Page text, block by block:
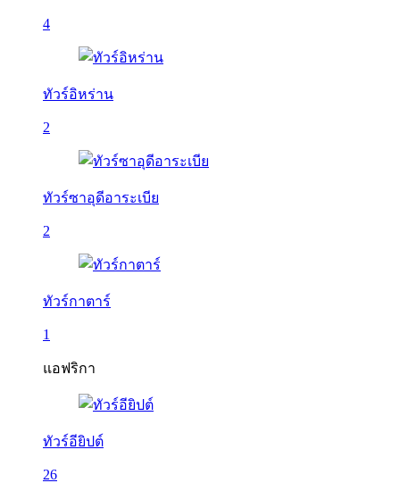
4
ทัวร์อิหร่าน
2
ทัวร์ซาอุดีอาระเบีย
2
ทัวร์กาตาร์
1
แอฟริกา
ทัวร์อียิปต์
26